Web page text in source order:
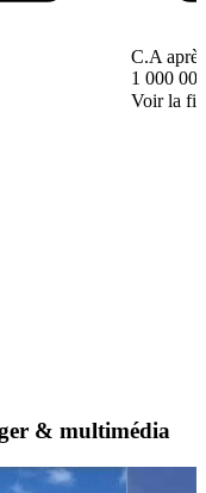
C.A
1 000
Voir la
& multimédia